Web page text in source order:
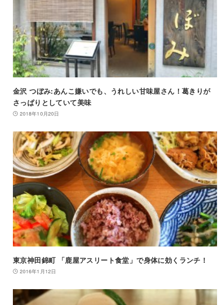
金沢 つぼみ:あんこ嫌いでも、うれしい甘味屋さん！葛きりが
さっぱりとしていて美味
2018年10月20日
東京神田錦町 「鹿屋アスリート食堂」で身体に効くランチ！
2016年1月12日